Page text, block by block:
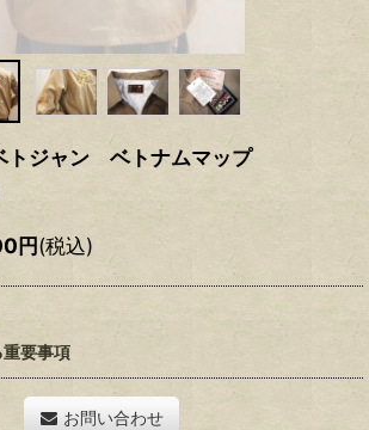
ジャン ベトナムマップ
円(税込)
要事項
お問い合わせ